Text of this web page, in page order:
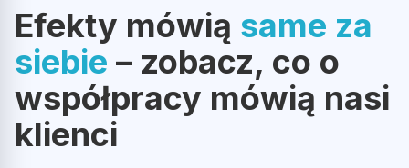
Efekty mówią same za
siebie – zobacz, co o
współpracy mówią nasi
klienci